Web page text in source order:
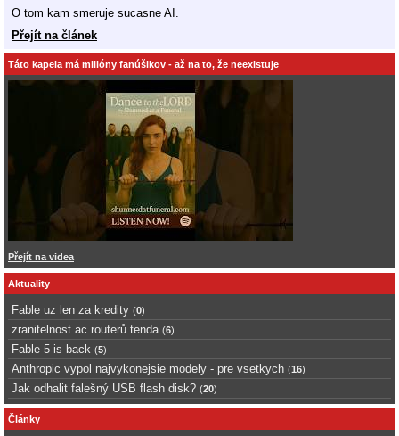
O tom kam smeruje sucasne AI.
Přejít na článek
Táto kapela má milióny fanúšikov - až na to, že neexistuje
Přejít na videa
Aktuality
Fable uz len za kredity (0)
zranitelnost ac routerů tenda (6)
Fable 5 is back (5)
Anthropic vypol najvykonejsie modely - pre vsetkych (16)
Jak odhalit falešný USB flash disk? (20)
Články